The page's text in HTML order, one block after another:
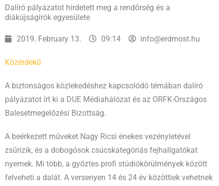
Dalíró pályázatot hirdetett meg a rendőrség és a
diákújságírók egyesülete
2019. February 13. 09:14 info@erdmost.hu
Közérdekű
A biztonságos közlekedéshez kapcsolódó témában dalíró
pályázatot írt ki a DUE Médiahálózat és az ORFK-Országos
Balesetmegelőzési Bizottság.
A beérkezett műveket Nagy Ricsi énekes vezényletével
zsűrizik, és a dobogósok csúcskategóriás fejhallgatókat
nyernek. Mi több, a győztes profi stúdiókörülmények között
felveheti a dalát. A versenyen 14 és 24 év közöttiek vehetnek